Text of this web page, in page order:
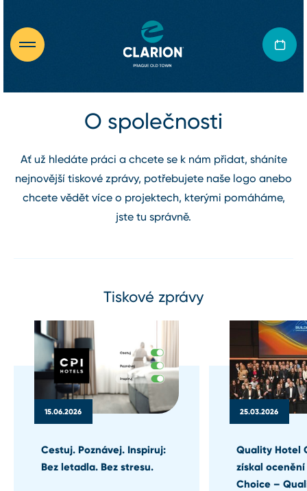
O společnosti
Ať už hledáte práci a chcete se k nám přidat, sháníte
nejnovější tiskové zprávy, potřebujete naše logo anebo
chcete vědět více o projektech, kterými pomáháme,
jste tu správně.
Tiskové zprávy
15.06.2026
Cestuj. Poznávej. Inspiruj:
Bez letadla. Bez stresu.
25.03.2026
Quality Hotel
získal
Choice –